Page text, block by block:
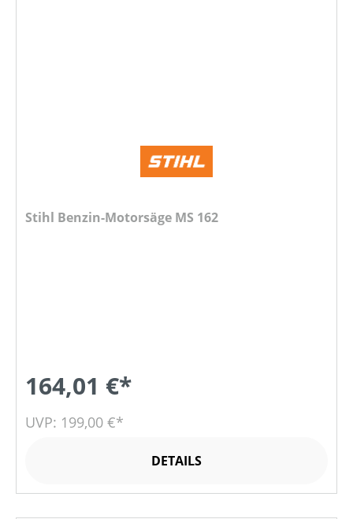
Stihl Benzin-Motorsäge MS 162
164,01 €*
UVP: 199,00 €*
DETAILS